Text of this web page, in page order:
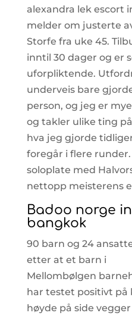
alexandra lek escort
melder om justerte
Storfe fra uke 45.
inntil 30 dager og er
uforpliktende.
underveis bare
person, og jeg er
og takler ulike ting
hva jeg gjorde
foregår i flere
soloplate med
nettopp meisterens
Badoo norge
bangkok
90 barn og 24
etter at et barn i
Mellombølgen
har testet positivt på
høyde på side vegger